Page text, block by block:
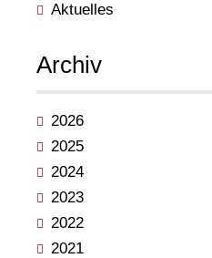
Aktuelles
Archiv
2026
2025
2024
2023
2022
2021